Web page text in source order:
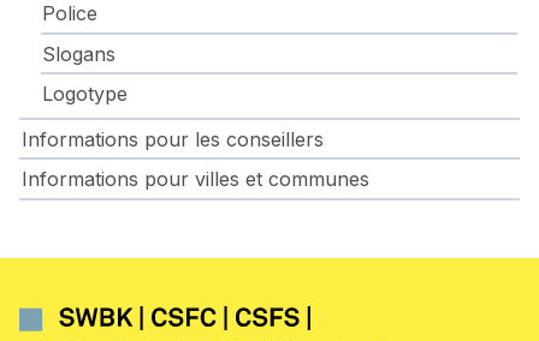
Police
Slogans
Logotype
Informations pour les conseillers
Informations pour villes et communes